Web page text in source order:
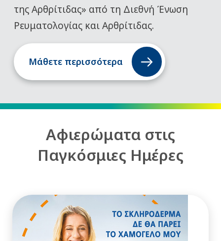
της Αρθρίτιδας» από τη Διεθνή Ένωση
Ρευματολογίας και Αρθρίτιδας.
Μάθετε περισσότερα
Αφιερώματα στις
Παγκόσμιες Ημέρες